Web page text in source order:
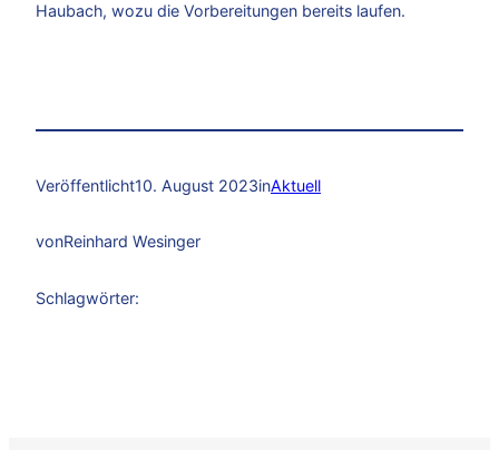
Haubach, wozu die Vorbereitungen bereits laufen.
Veröffentlicht10. August 2023inAktuell
vonReinhard Wesinger
Schlagwörter: